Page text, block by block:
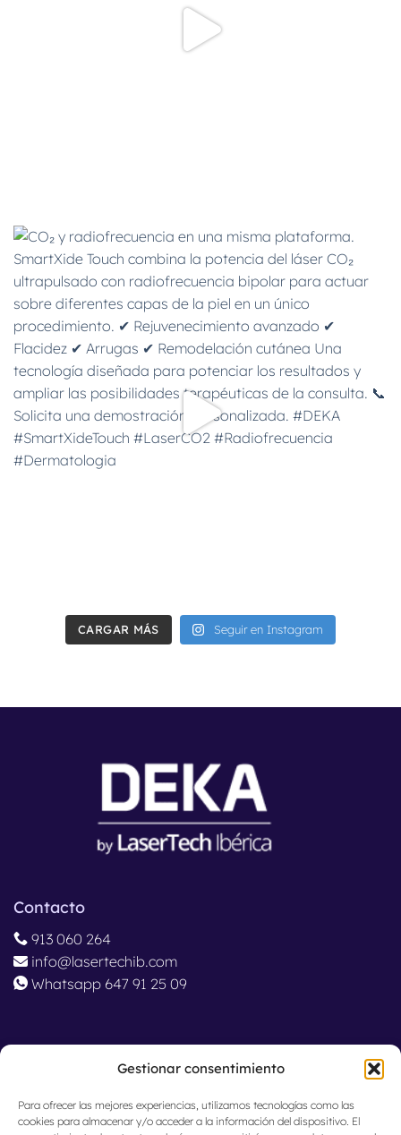
Gestionar consentimiento
Para ofrecer las mejores experiencias, utilizamos tecnologías como las
cookies para almacenar y/o acceder a la información del dispositivo. El
CARGAR MÁS Seguir en Instagram
Contacto
913 060 264
info@lasertechib.com
Whatsapp 647 91 25 09